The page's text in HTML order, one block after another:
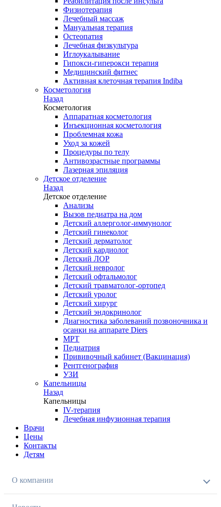
Физиотерапия
Лечебный массаж
Мануальная терапия
Остеопатия
Лечебная физкультура
Иглоукалывание
Гипокси-гиперокси терапия
Медицинский фитнес
Активная клеточная терапия Indiba
Косметология
Назад
Косметология
Аппаратная косметология
Инъекционная косметология
Проблемная кожа
Уход за кожей
Процедуры по телу
Антивозрастные программы
Лазерная эпиляция
Детское отделение
Назад
Детское отделение
Анализы
Вызов педиатра на дом
Детский аллерголог-иммунолог
Детский гинеколог
Детский дерматолог
Детский кардиолог
Детский ЛОР
Детский невролог
Детский офтальмолог
Детский травматолог-ортопед
Детский уролог
Детский хирург
Детский эндокринолог
Диагностика заболеваний позвоночника и
осанки на аппарате Diers
МРТ
Педиатрия
Прививочный кабинет (Вакцинация)
Рентгенография
УЗИ
Капельницы
Назад
Капельницы
IV-терапия
Лечебная инфузионная терапия
Врачи
Цены
Контакты
Детям
О компании